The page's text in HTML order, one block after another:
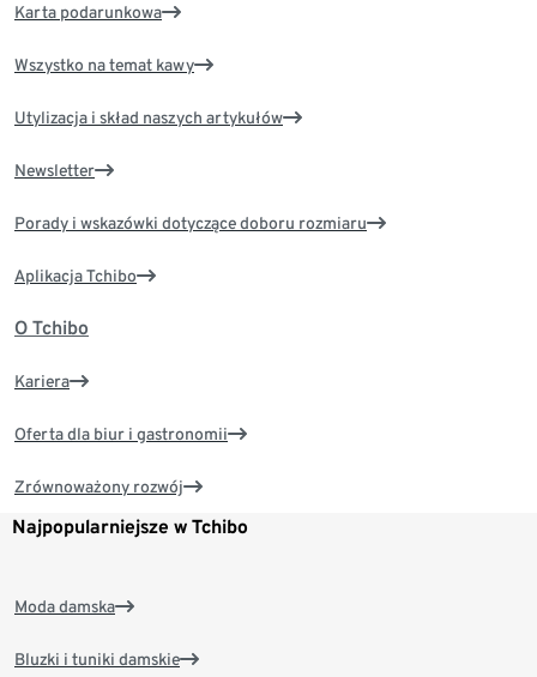
Karta podarunkowa
Wszystko na temat kawy
Utylizacja i skład naszych artykułów
Newsletter
Porady i wskazówki dotyczące doboru rozmiaru
Aplikacja Tchibo
O Tchibo
Kariera
Oferta dla biur i gastronomii
Zrównoważony rozwój
Najpopularniejsze w Tchibo
Moda damska
Bluzki i tuniki damskie